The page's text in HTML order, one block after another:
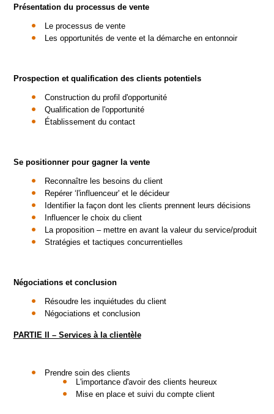
Présentation du processus de vente
Le processus de vente
Les opportunités de vente et la démarche en entonnoir
Prospection et qualification des clients potentiels
Construction du profil d'opportunité
Qualification de l'opportunité
Établissement du contact
Se positionner pour gagner la vente
Reconnaître les besoins du client
Repérer ‘l'influenceur' et le décideur
Identifier la façon dont les clients prennent leurs décisions
Influencer le choix du client
La proposition – mettre en avant la valeur du service/produit
Stratégies et tactiques concurrentielles
Négociations et conclusion
Résoudre les inquiétudes du client
Négociations et conclusion
PARTIE II – Services à la clientèle
Prendre soin des clients
L'importance d'avoir des clients heureux
Mise en place et suivi du compte client